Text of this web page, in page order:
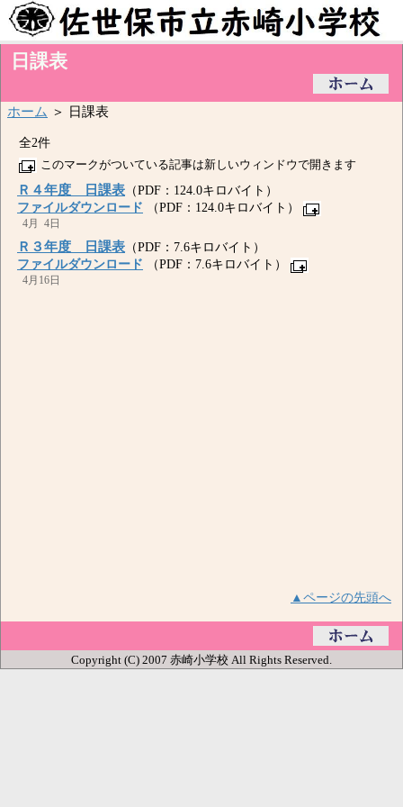
日課表
ホーム ＞ 日課表
全2件
このマークがついている記事は新しいウィンドウで開きます
Ｒ４年度 日課表 （PDF：124.0キロバイト）
ファイルダウンロード （PDF：124.0キロバイト）
4月 4日
Ｒ３年度 日課表 （PDF：7.6キロバイト）
ファイルダウンロード （PDF：7.6キロバイト）
4月16日
▲ページの先頭へ
Copyright (C) 2007 赤崎小学校 All Rights Reserved.